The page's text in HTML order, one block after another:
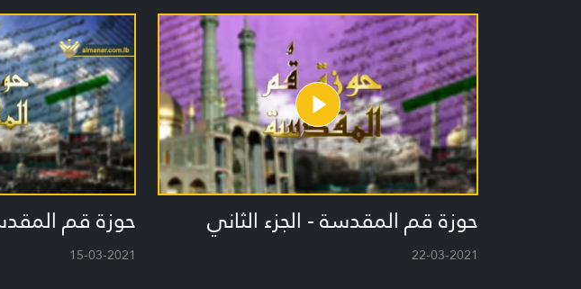
حوزة قم المقدسة - الجزء الثاني
22-03-2021
حوزة قم
15-03-2021